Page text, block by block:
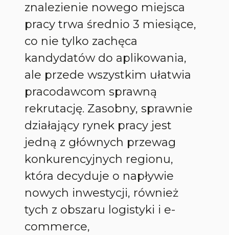
znalezienie nowego miejsca
pracy trwa średnio 3 miesiące,
co nie tylko zachęca
kandydatów do aplikowania,
ale przede wszystkim ułatwia
pracodawcom sprawną
rekrutację. Zasobny, sprawnie
działający rynek pracy jest
jedną z głównych przewag
konkurencyjnych regionu,
która decyduje o napływie
nowych inwestycji, również
tych z obszaru logistyki i e-
commerce,